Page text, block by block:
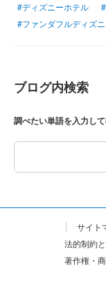
#ディズニーホテル
#ファンダフルディズ
ブログ内検索
調べたい単語を入力し
サイト
法的制約
著作権・